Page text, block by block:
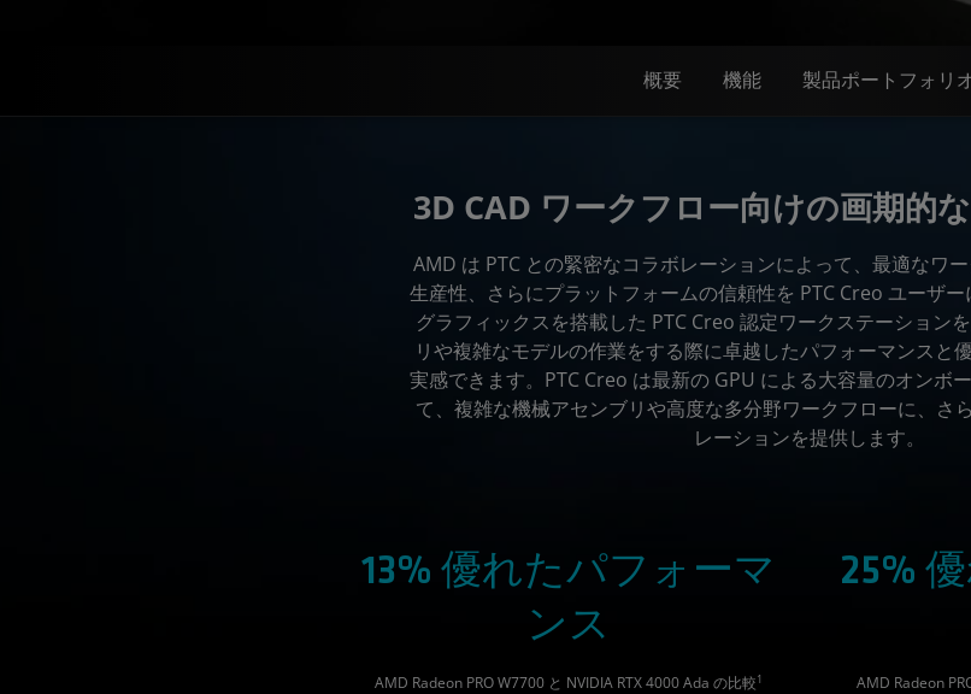
概要 機能 製品ポートフォリ
3D CAD ワークフロー向けの画期的
AMD は PTC との緊密なコラボレーションによって、最適なワ
生産性、さらにプラットフォームの信頼性を PTC Creo ユーザ
グラフィックスを搭載した PTC Creo 認定ワークステーション
リや複雑なモデルの作業をする際に卓越したパフォーマンスと
実感できます。PTC Creo は最新の GPU による大容量のオンボ
て、複雑な機械アセンブリや高度な多分野ワークフローに、さ
レーションを提供します。
13% 優れたパフォーマ
ンス
AMD Radeon PRO W7700 と NVIDIA RTX 4000 Ada の比較1
25%
AMD Radeon